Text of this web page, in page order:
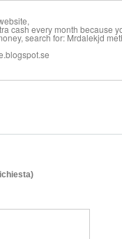
cash every month because
search for: Mrdalekjd